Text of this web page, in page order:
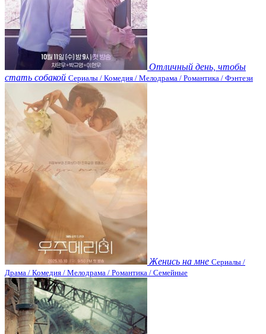
Отличный день, чтобы
стать собакой Сериалы / Комедия / Мелодрама / Романтика / Фэнтези
Женись на мне Сериалы /
Драма / Комедия / Мелодрама / Романтика / Семейные